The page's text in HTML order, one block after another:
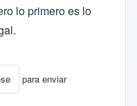
lo primero es lo
para enviar